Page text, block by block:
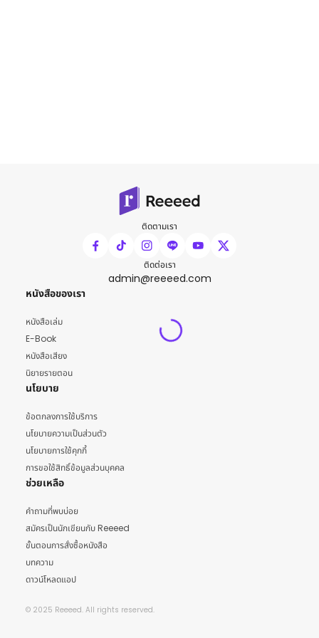
ติดตามเรา
ติดต่อเรา
admin@reeeed.com
หนังสือของเรา
หนังสือเล่ม
E-Book
หนังสือเสียง
นิยายรายตอน
นโยบาย
ข้อตกลงการใช้บริการ
นโยบายความเป็นส่วนตัว
นโยบายการใช้คุกกี้
การขอใช้สิทธิ์ข้อมูลส่วนบุคคล
ช่วยเหลือ
คำถามที่พบบ่อย
สมัครเป็นนักเขียนกับ Reeeed
ขั้นตอนการสั่งซื้อหนังสือ
บทความ
ดาวน์โหลดแอป
© 2025 Reeeed. All rights reserved.